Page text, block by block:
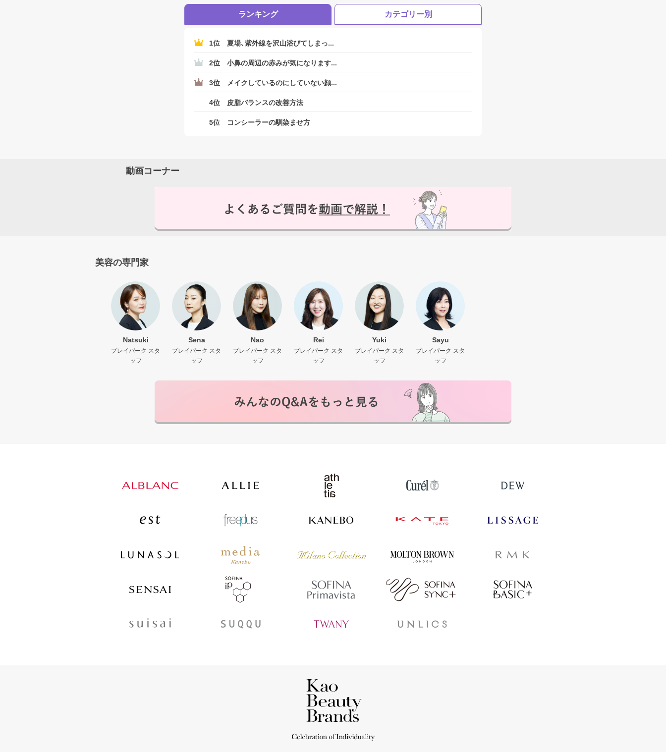
ランキング カテゴリー別
1位 夏場、紫外線を沢山浴びてしまっ...
2位 小鼻の周辺の赤みが気になります...
3位 メイクしているのにしていない顔...
4位 皮脂バランスの改善方法
5位 コンシーラーの馴染ませ方
動画コーナー
美容の専門家
Natsuki
プレイパーク スタ
ッフ
Sena
プレイパーク スタ
ッフ
Nao
プレイパーク スタ
ッフ
Rei
プレイパーク スタ
ッフ
Yuki
プレイパーク スタ
ッフ
Sayu
プレイパーク スタ
ッフ